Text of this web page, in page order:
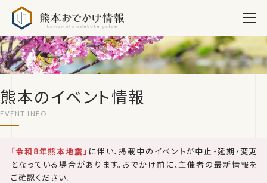
熊本のイベント情報
「令和8年熊本地震」 に伴い、掲載中のイベントが中止・延期・変更
となっている場合があります。おでかけ前に、主催者の最新情報を
ご確認ください。